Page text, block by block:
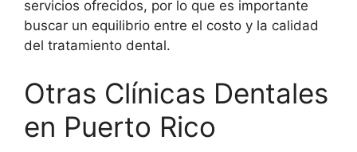
servicios ofrecidos, por lo que es importante
buscar un equilibrio entre el costo y la calidad
del tratamiento dental.
Otras Clínicas Dentales
en Puerto Rico